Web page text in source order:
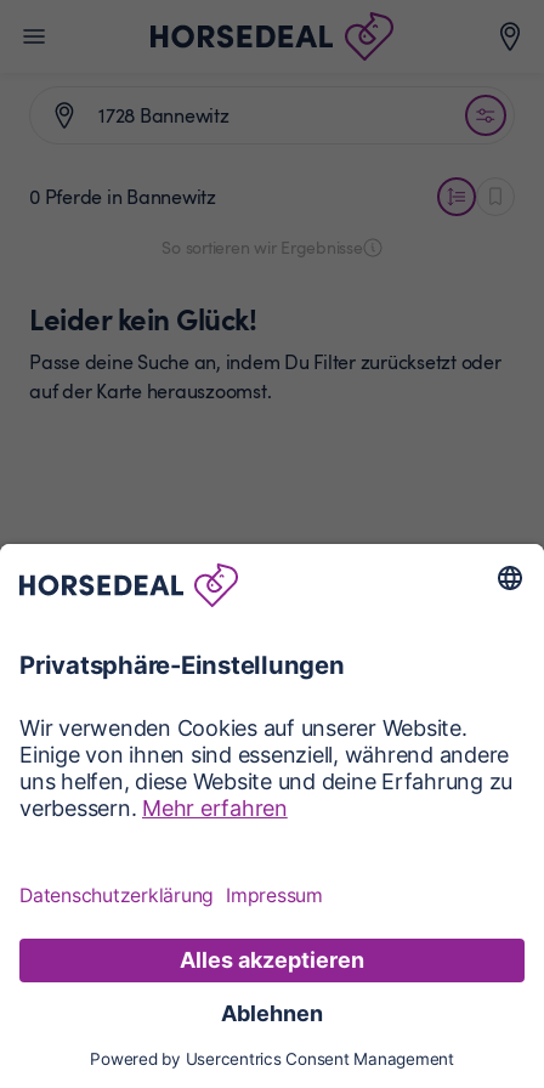
Karte Updates Konto
Karte
0 Pferde in Bannewitz
So sortieren wir Ergebnisse
Leider kein Glück!
Passe deine Suche an, indem Du Filter zurücksetzt oder
auf der Karte herauszoomst.